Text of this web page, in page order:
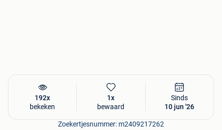
192x
bekeken
1x
bewaard
Sinds
10 jun '26
Zoekertjesnummer: m2409217262